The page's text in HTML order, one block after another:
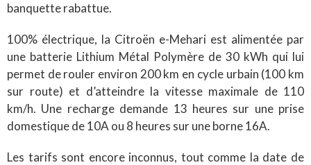
banquette rabattue.
100% électrique, la Citroën e-Mehari est alimentée par
une batterie Lithium Métal Polymère de 30 kWh qui lui
permet de rouler environ 200 km en cycle urbain (100 km
sur route) et d’atteindre la vitesse maximale de 110
km/h. Une recharge demande 13 heures sur une prise
domestique de 10A ou 8 heures sur une borne 16A.
Les tarifs sont encore inconnus, tout comme la date de